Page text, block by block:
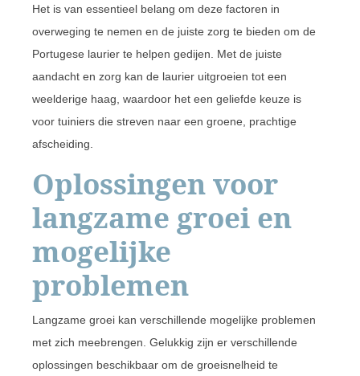
Het is van essentieel belang om deze factoren in
overweging te nemen en de juiste zorg te bieden om de
Portugese laurier te helpen gedijen. Met de juiste
aandacht en zorg kan de laurier uitgroeien tot een
weelderige haag, waardoor het een geliefde keuze is
voor tuiniers die streven naar een groene, prachtige
afscheiding.
Oplossingen voor
langzame groei en
mogelijke
problemen
Langzame groei kan verschillende mogelijke problemen
met zich meebrengen. Gelukkig zijn er verschillende
oplossingen beschikbaar om de groeisnelheid te